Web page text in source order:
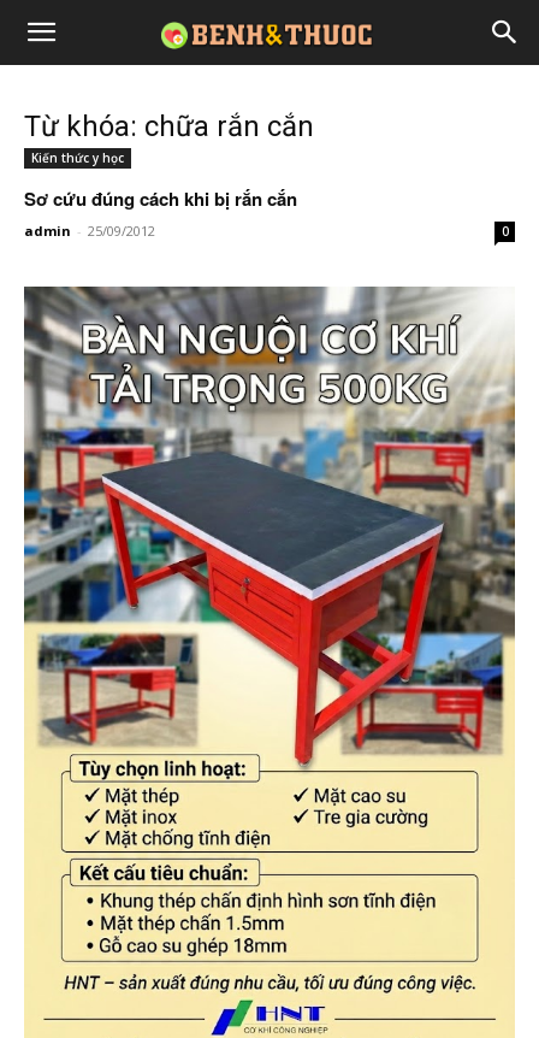
Từ khóa: chữa rắn cắn
Kiến thức y học
Sơ cứu đúng cách khi bị rắn cắn
admin - 25/09/2012 0